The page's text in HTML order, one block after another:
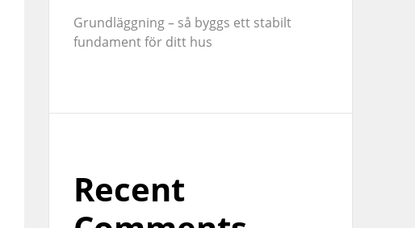
Grundläggning – så byggs ett stabilt
fundament för ditt hus
Recent